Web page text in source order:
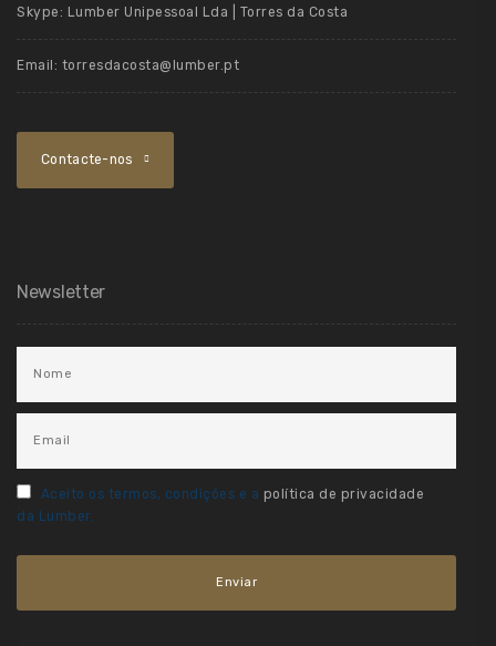
Skype: Lumber Unipessoal Lda | Torres da Costa
Email: torresdacosta@lumber.pt
Contacte-nos
Newsletter
Aceito os termos, condições e a política de privacidade
da Lumber.